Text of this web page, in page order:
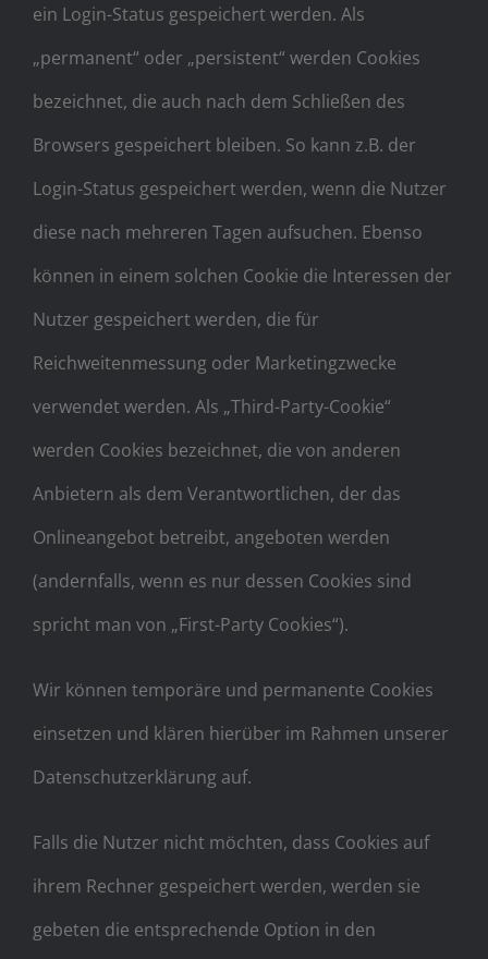
ein Login-Status gespeichert werden. Als
„permanent“ oder „persistent“ werden Cookies
bezeichnet, die auch nach dem Schließen des
Browsers gespeichert bleiben. So kann z.B. der
Login-Status gespeichert werden, wenn die Nutzer
diese nach mehreren Tagen aufsuchen. Ebenso
können in einem solchen Cookie die Interessen der
Nutzer gespeichert werden, die für
Reichweitenmessung oder Marketingzwecke
verwendet werden. Als „Third-Party-Cookie“
werden Cookies bezeichnet, die von anderen
Anbietern als dem Verantwortlichen, der das
Onlineangebot betreibt, angeboten werden
(andernfalls, wenn es nur dessen Cookies sind
spricht man von „First-Party Cookies“).
Wir können temporäre und permanente Cookies
einsetzen und klären hierüber im Rahmen unserer
Datenschutzerklärung auf.
Falls die Nutzer nicht möchten, dass Cookies auf
ihrem Rechner gespeichert werden, werden sie
gebeten die entsprechende Option in den